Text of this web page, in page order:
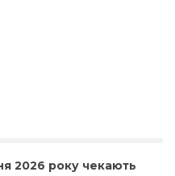
2026 року чекають